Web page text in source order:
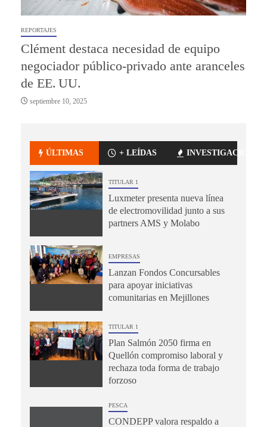
REPORTAJES
Clément destaca necesidad de equipo
negociador público-privado ante aranceles
de EE. UU.
septiembre 10, 2025
ÚLTIMAS + LEÍDAS INVESTIGACIÓN
TITULAR 1
Luxmeter presenta nueva línea
de electromovilidad junto a sus
partners AMS y Molabo
EMPRESAS
Lanzan Fondos Concursables
para apoyar iniciativas
comunitarias en Mejillones
TITULAR 1
Plan Salmón 2050 firma en
Quellón compromiso laboral y
rechaza toda forma de trabajo
forzoso
PESCA
CONDEPP valora respaldo a